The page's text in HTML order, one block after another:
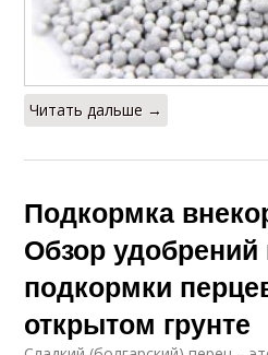
Читать дальше →
Подкормка
Обзор
подкормки
открытом грунте